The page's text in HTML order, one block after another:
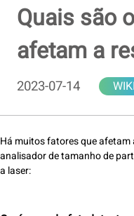
Quais são
afetam a
2023-07-14 WIKI
Há muitos fatores que afetam
analisador de tamanho de
a laser: